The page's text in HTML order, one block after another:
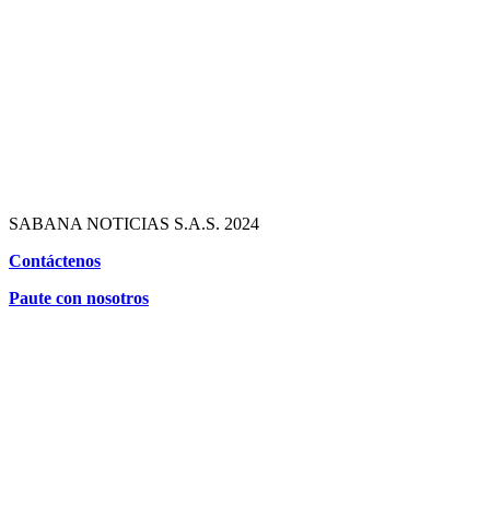
SABANA NOTICIAS S.A.S. 2024
Contáctenos
Paute con nosotros